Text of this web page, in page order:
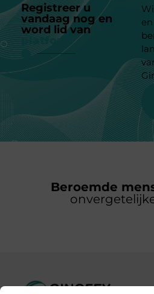
Registreer u
vandaag nog en
word lid van
platform
Beroemde